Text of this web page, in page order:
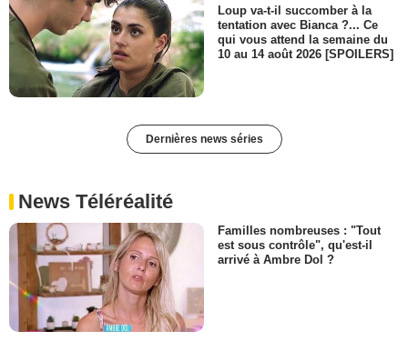
Loup va-t-il succomber à la
tentation avec Bianca ?... Ce
qui vous attend la semaine du
10 au 14 août 2026 [SPOILERS]
Dernières news séries
News Téléréalité
Familles nombreuses : "Tout
est sous contrôle", qu'est-il
arrivé à Ambre Dol ?